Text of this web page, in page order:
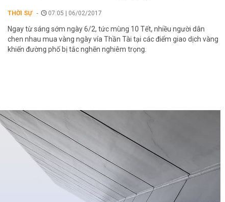
THỜI SỰ 07:05 | 06/02/2017
Ngay từ sáng sớm ngày 6/2, tức mùng 10 Tết, nhiều người dân
chen nhau mua vàng ngày vía Thần Tài tại các điểm giao dịch vàng
khiến đường phố bị tắc nghẽn nghiêm trọng.